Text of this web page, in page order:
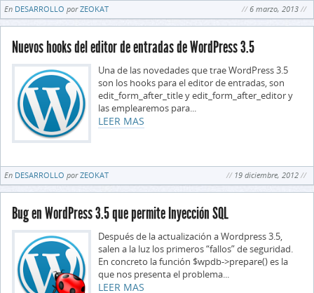
En DESARROLLO porZEOKAT 6 marzo, 2013
Nuevos hooks del editor de entradas de WordPress 3.5
Una de las novedades que trae WordPress 3.5
son los hooks para el editor de entradas, son
edit_form_after_title y edit_form_after_editor y
las emplearemos para...
LEER MAS
En DESARROLLO porZEOKAT 19 diciembre, 2012
Bug en WordPress 3.5 que permite Inyección SQL
Después de la actualización a Wordpress 3.5,
salen a la luz los primeros “fallos” de seguridad.
En concreto la función $wpdb->prepare() es la
que nos presenta el problema...
LEER MAS